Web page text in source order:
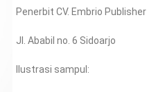
Penerbit CV. Embrio Publisher
Jl. Ababil no. 6 Sidoarjo
Ilustrasi sampul: